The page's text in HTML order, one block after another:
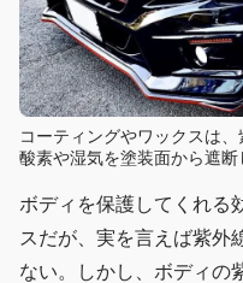
コーティングやワックスは
酸素や湿気を塗装面から遮断
ボディを保護してくれる
スだが、実を言えば紫外
ない。しかし、ボディの